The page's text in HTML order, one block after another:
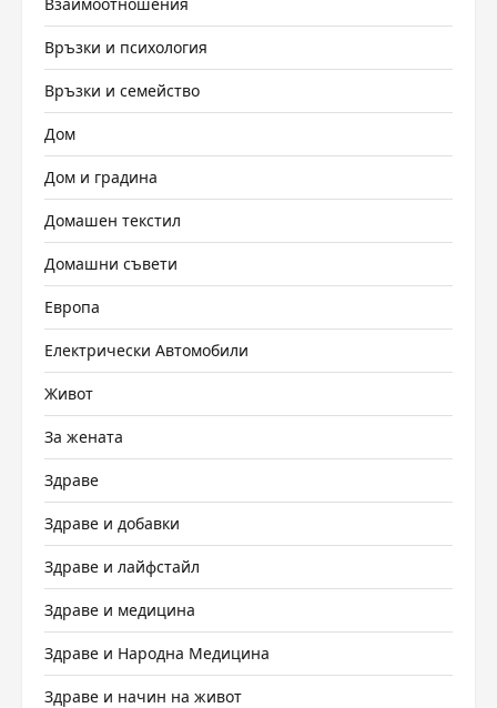
Връзки и психология
Връзки и семейство
Дом
Дом и градина
Домашен текстил
Домашни съвети
Европа
Електрически Автомобили
Живот
За жената
Здраве
Здраве и добавки
Здраве и лайфстайл
Здраве и медицина
Здраве и Народна Медицина
Здраве и начин на живот